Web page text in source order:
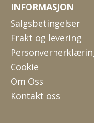
INFORMASJON
Salgsbetingelser
Frakt og levering
Cookie
Om Oss
Kontakt oss